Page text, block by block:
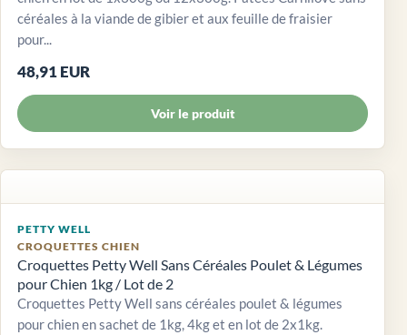
céréales à la viande de gibier et aux feuille de fraisier
pour...
48,91 EUR
Voir le produit
PETTY WELL
CROQUETTES CHIEN
Croquettes Petty Well Sans Céréales Poulet & Légumes
pour Chien 1kg / Lot de 2
Croquettes Petty Well sans céréales poulet & légumes
pour chien en sachet de 1kg, 4kg et en lot de 2x1kg.